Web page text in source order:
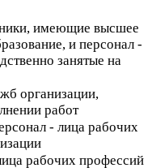
имеющие высшее
и персонал -
занятые на
организации,
работ
- лица рабочих
рабочих профессий